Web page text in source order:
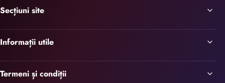
Secțiuni site
Informații utile
Termeni și condiții